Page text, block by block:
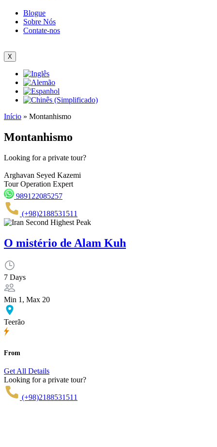
Blogue
Sobre Nós
Contate-nos
X
Início » Montanhismo
Montanhismo
Looking for a private tour?
Arghavan Seyed Kazemi
Tour Operation Expert
989122085257
(+98)2188531511
O mistério de Alam Kuh
7 Days
Min 1, Max 20
Teerão
From
Get All Details
Looking for a private tour?
(+98)2188531511